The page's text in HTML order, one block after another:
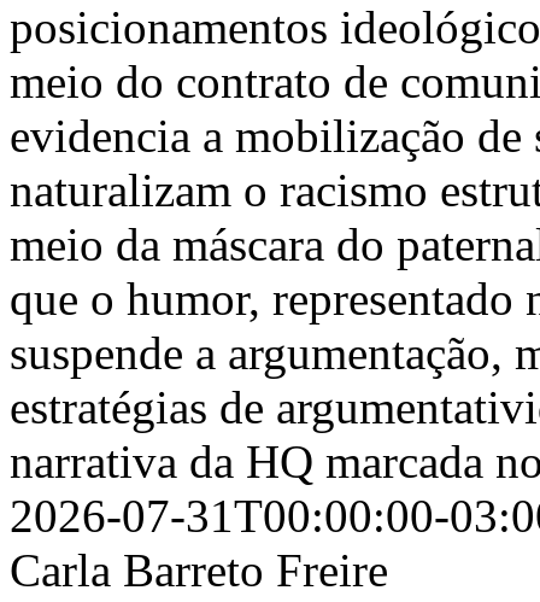
posicionamentos
meio do contrato de
evidencia a mobilização de
naturalizam o racismo
meio da máscara do
que o humor,
suspende a argumentação,
estratégias de
narrativa da HQ marcada
2026-07-31T00:00:00-
Carla Barreto Freire